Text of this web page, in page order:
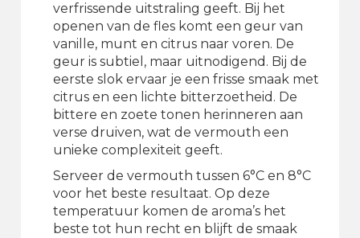
verfrissende uitstraling geeft. Bij het
openen van de fles komt een geur van
vanille, munt en citrus naar voren. De
geur is subtiel, maar uitnodigend. Bij de
eerste slok ervaar je een frisse smaak met
citrus en een lichte bitterzoetheid. De
bittere en zoete tonen herinneren aan
verse druiven, wat de vermouth een
unieke complexiteit geeft.
Serveer de vermouth tussen 6°C en 8°C
voor het beste resultaat. Op deze
temperatuur komen de aroma’s het
beste tot hun recht en blijft de smaak